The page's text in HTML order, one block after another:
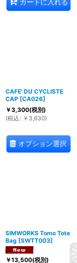
カートに入れる
CAFE' DU CYCLISTE
CAP [CA026]
￥3,300(税別)
(税込 : ￥ 3,630)
オプション選択
SIMWORKS Tomo Tote
Bag [SWTT003]
￥13,500(税別)